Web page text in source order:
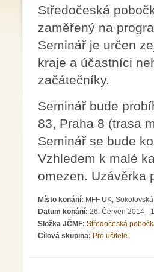
Středočeská
zaměřený na
Seminář je určen
kraje a účastníci
začátečníky.
Seminář bude
83, Praha 8 (trasa
Seminář se bude
Vzhledem k malé
omezen. Uzávěrka
Místo konání: MFF UK,
Datum konání: 26. Červen 2014 -
Složka JČMF: Středočeská
Cílová skupina: Pro učitele.